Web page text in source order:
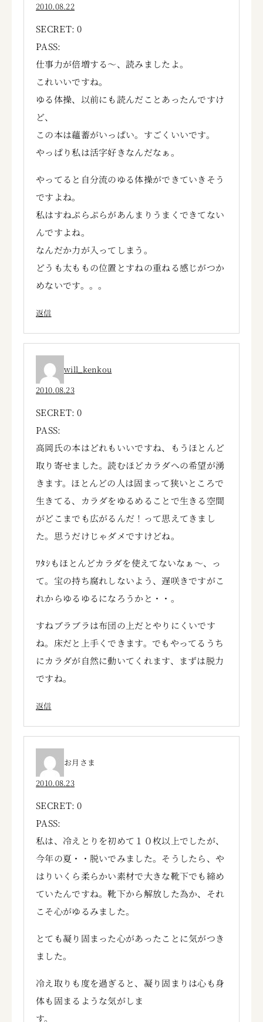
2010.08.22
SECRET: 0
PASS:
仕事力が倍増する～、読みましたよ。
これいいですね。
ゆる体操、以前にも読んだことあったんですけ
ど、
この本は蘊蓄がいっぱい。すごくいいです。
やっぱり私は活字好きなんだなぁ。
やってると自分流のゆる体操ができていきそう
ですよね。
私はすねぷらぷらがあんまりうまくできてない
んですよね。
なんだか力が入ってしまう。
どうも太ももの位置とすねの重ねる感じがつか
めないです。。。
返信
will_kenkou
2010.08.23
SECRET: 0
PASS:
高岡氏の本はどれもいいですね、もうほとんど
取り寄せました。読むほどカラダへの希望が湧
きます。ほとんどの人は固まって狭いところで
生きてる、カラダをゆるめることで生きる空間
がどこまでも広がるんだ！って思えてきまし
た。思うだけじゃダメですけどね。
ﾜﾀｼもほとんどカラダを使えてないなぁ～、っ
て。宝の持ち腐れしないよう、遅咲きですがこ
れからゆるゆるになろうかと・・。
すねブラブラは布団の上だとやりにくいです
ね。床だと上手くできます。でもやってるうち
にカラダが自然に動いてくれます、まずは脱力
ですね。
返信
お月さま
2010.08.23
SECRET: 0
PASS:
私は、冷えとりを初めて１０枚以上でしたが、
今年の夏・・脱いでみました。そうしたら、や
はりいくら柔らかい素材で大きな靴下でも締め
ていたんですね。靴下から解放した為か、それ
こそ心がゆるみました。
とても凝り固まった心があったことに気がつき
ました。
冷え取りも度を過ぎると、凝り固まりは心も身
体も固まるような気がしま
す。